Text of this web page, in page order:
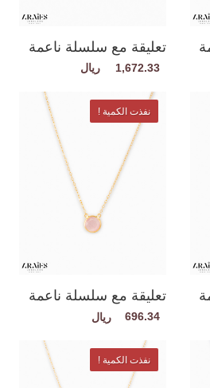
تعليقة مع سلسلة ناعمة
1,672.33
نفذت الكمية !
تعليقة مع سلسلة ناعمة
696.34
نفذت الكمية !